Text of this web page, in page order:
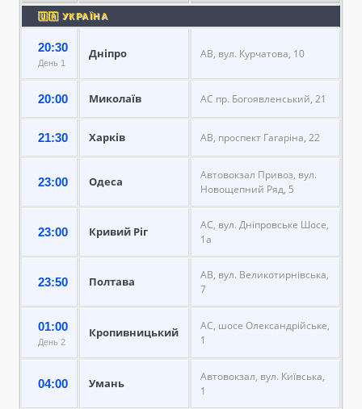
🇺🇦 УКРАЇНА
20:30
День 1
Дніпро АВ, вул. Курчатова, 10
20:00 Миколаїв АС пр. Богоявленський, 21
21:30 Харків АВ, проспект Гагаріна, 22
23:00 Одеса
Автовокзал Привоз, вул.
Новощепний Ряд, 5
23:00 Кривий Ріг
АС, вул. Дніпровське Шосе,
1а
23:50 Полтава
АВ, вул. Великотирнівська,
7
01:00
День 2
Кропивницький
АС, шосе Олександрійське,
1
04:00 Умань
Автовокзал, вул. Київська,
1